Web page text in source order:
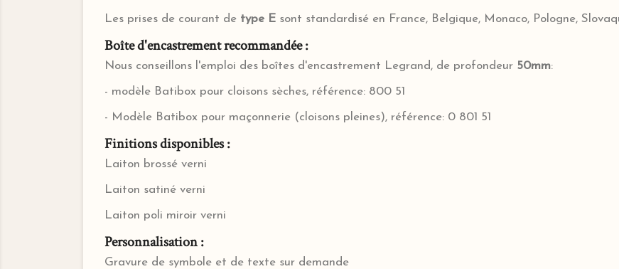
Les prises de courant de type E sont standardisé en France, Belgique, Monaco, Pologne,
Boîte d'encastrement recommandée :
Nous conseillons l'emploi des boîtes d'encastrement Legrand, de profondeur 50mm:
- modèle Batibox pour cloisons sèches, référence: 800 51
- Modèle Batibox pour maçonnerie (cloisons pleines), référence: 0 801 51
Finitions disponibles :
Laiton brossé verni
Laiton satiné verni
Laiton poli miroir verni
Personnalisation :
Gravure de symbole et de texte sur demande